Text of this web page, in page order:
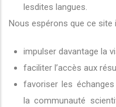
lesdites langues.
Nous espérons que ce site
impulser davantage la
faciliter l’accès aux
favoriser les échanges
la communauté